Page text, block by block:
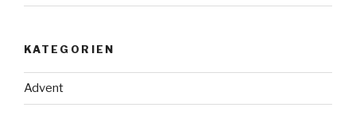
KATEGORIEN
Advent